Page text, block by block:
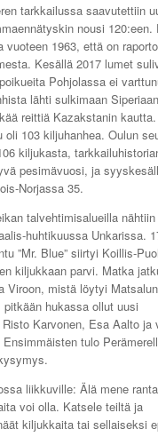
tarkkailussa saavutettiin
nousi 120:een.
vuoteen 1963, että on
Kesällä 2017 lumet
Pohjolassa ei
lähti sulkimaan
reittiä Kazakstanin
103 kiljuhanhea. Oulun
kiljukasta,
pesimävuosi, ja
Norjassa 35.
talvehtimisalueilla nähtiin
huhtikuussa Unkarissa.
”Mr. Blue” siirtyi Koillis-
kiljukkaan parvi. Matka
Viroon, mistä löytyi
hukassa ollut uusi
Karvonen, Esa Aalto ja
tulo
liikkuville: Älä mene
voi olla. Katsele teiltä ja
kiljukkaita tai sellaiseksi